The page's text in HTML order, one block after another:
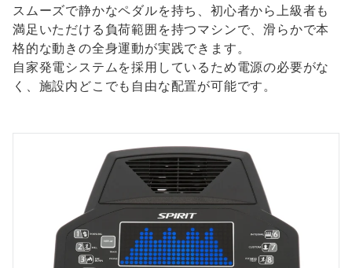
スムーズで静かなペダルを持ち、初心者から上級者も
満足いただける負荷範囲を持つマシンで、滑らかで本
格的な動きの全身運動が実践できます。
自家発電システムを採用しているため電源の必要がな
く、施設内どこでも自由な配置が可能です。